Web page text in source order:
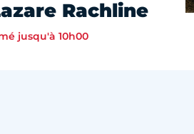
Rachline
jusqu'à 10h00